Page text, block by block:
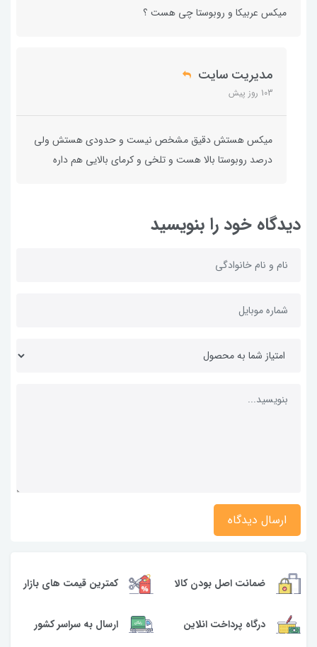
میکس عربیکا و روبوستا چی هست ؟
مدیریت سایت
103 روز پیش
میکس هستش دقیق مشخص نیست و حدودی هستش ولی
درصد روبوستا بالا هست و تلخی و کرمای بالایی هم داره
دیدگاه خود را بنویسید
ارسال دیدگاه
ضمانت اصل بودن کالا کمترین قیمت های بازار
درگاه پرداخت انلاین ارسال به سراسر کشور